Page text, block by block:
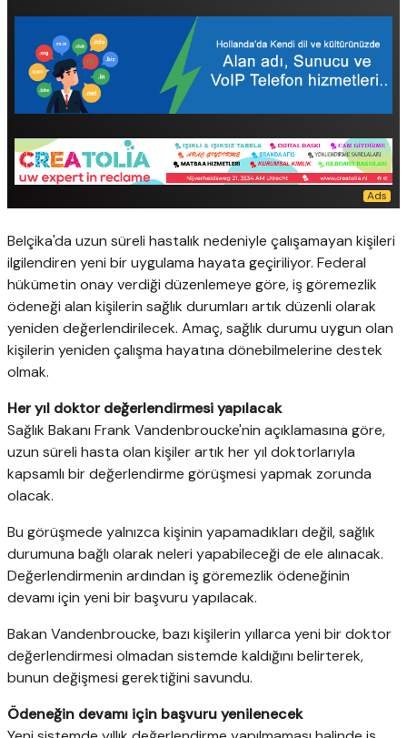
Belçika'da uzun süreli hastalık nedeniyle çalışamayan kişileri
ilgilendiren yeni bir uygulama hayata geçiriliyor. Federal
hükümetin onay verdiği düzenlemeye göre, iş göremezlik
ödeneği alan kişilerin sağlık durumları artık düzenli olarak
yeniden değerlendirilecek. Amaç, sağlık durumu uygun olan
kişilerin yeniden çalışma hayatına dönebilmelerine destek
olmak.
Her yıl doktor değerlendirmesi yapılacak
Sağlık Bakanı Frank Vandenbroucke'nin açıklamasına göre,
uzun süreli hasta olan kişiler artık her yıl doktorlarıyla
kapsamlı bir değerlendirme görüşmesi yapmak zorunda
olacak.
Bu görüşmede yalnızca kişinin yapamadıkları değil, sağlık
durumuna bağlı olarak neleri yapabileceği de ele alınacak.
Değerlendirmenin ardından iş göremezlik ödeneğinin
devamı için yeni bir başvuru yapılacak.
Bakan Vandenbroucke, bazı kişilerin yıllarca yeni bir doktor
değerlendirmesi olmadan sistemde kaldığını belirterek,
bunun değişmesi gerektiğini savundu.
Ödeneğin devamı için başvuru yenilenecek